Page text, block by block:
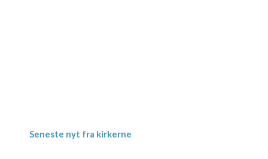
Seneste nyt fra kirkerne